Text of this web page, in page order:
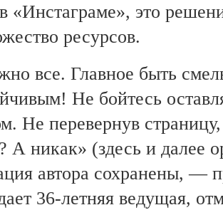
«Инстаграме», это
ресурсов.
все. Главное быть
Не бойтесь
Не перевернув
А никак» (здесь и далее
автора сохранены, —
36-летняя ведущая,